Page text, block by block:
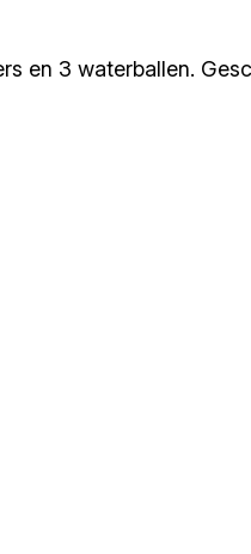
en 3 waterballen.